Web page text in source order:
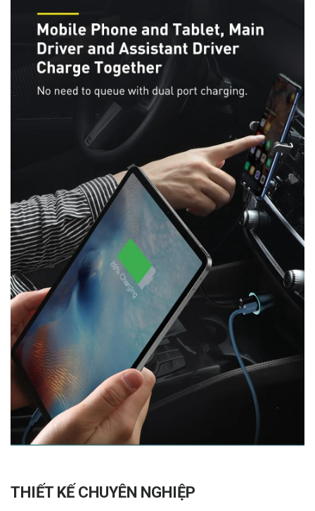
THIẾT KẾ CHUYÊN NGHIỆP